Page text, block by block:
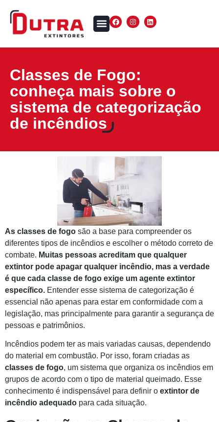
Classes de Fogo:
conheça mais sobre o
sistema de categorização
de incêndios
As classes de fogo são a base para compreender os
diferentes tipos de incêndios e escolher o método correto de
combate. Muitas pessoas acreditam que qualquer
extintor pode apagar qualquer incêndio, mas a verdade
é que cada classe de fogo exige um agente extintor
específico. Entender esse sistema de categorização é
essencial não apenas para estar em conformidade com a
legislação, mas principalmente para garantir a segurança de
pessoas e patrimônios.
Incêndios podem ter as mais variadas causas, dependendo
do material em combustão. Por isso, foram criadas as
classes de fogo, um sistema que organiza os incêndios em
grupos de acordo com o tipo de material queimado. Esse
conhecimento é indispensável para definir o extintor de
incêndio adequado para cada situação.